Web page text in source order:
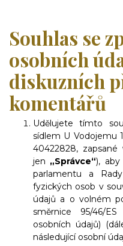
Souhlas se
osobních
diskuzních
komentářů
Udělujete tímto
sídlem U Vodojemu
40422828,
jen „Správce“), aby
parlamentu a
fyzických osob v
údajů a o volném
směrnice 95/46/
osobních údajů)
následující osobní